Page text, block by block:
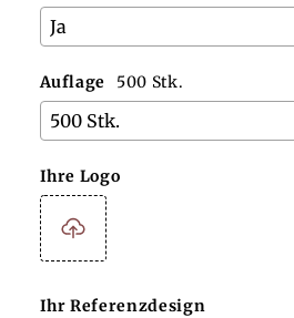
Auflage 500 Stk.
Ihre Logo
Ihr Referenzdesign